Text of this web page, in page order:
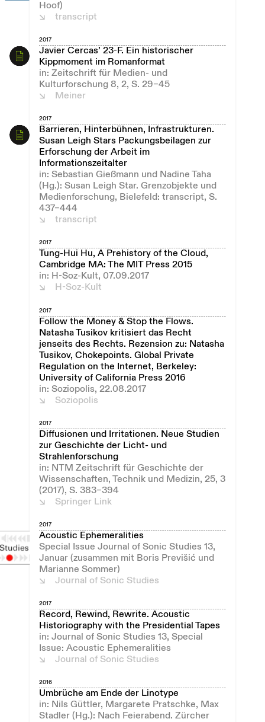
Hoof)
transcript
2017
Javier Cercas’ 23-F. Ein historischer
Kippmoment im Romanformat
in: Zeitschrift für Medien- und
Kulturforschung 8, 2, S. 29–45
Meiner
2017
Barrieren, Hinterbühnen, Infrastrukturen.
Susan Leigh Stars Packungsbeilagen zur
Erforschung der Arbeit im
Informationszeitalter
in: Sebastian Gießmann und Nadine Taha
(Hg.): Susan Leigh Star. Grenzobjekte und
Medienforschung, Bielefeld: transcript, S.
437–444
transcript
2017
Tung-Hui Hu, A Prehistory of the Cloud,
Cambridge MA: The MIT Press 2015
in: H-Soz-Kult, 07.09.2017
H-Soz-Kult
2017
Follow the Money & Stop the Flows.
Natasha Tusikov kritisiert das Recht
jenseits des Rechts. Rezension zu: Natasha
Tusikov, Chokepoints. Global Private
Regulation on the Internet, Berkeley:
University of California Press 2016
in: Soziopolis, 22.08.2017
Soziopolis
2017
Diffusionen und Irritationen. Neue Studien
zur Geschichte der Licht- und
Strahlenforschung
in: NTM Zeitschrift für Geschichte der
Wissenschaften, Technik und Medizin, 25, 3
(2017), S. 383–394
Springer Link
2017
Acoustic Ephemeralities
Special Issue Journal of Sonic Studies 13,
Januar (zusammen mit Boris Previšić und
Marianne Sommer)
Journal of Sonic Studies
2017
Record, Rewind, Rewrite. Acoustic
Historiography with the Presidential Tapes
in: Journal of Sonic Studies 13, Special
Issue: Acoustic Ephemeralities
Journal of Sonic Studies
2016
Umbrüche am Ende der Linotype
in: Nils Güttler, Margarete Pratschke, Max
Stadler (Hg.): Nach Feierabend. Zürcher